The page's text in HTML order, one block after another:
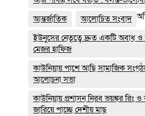
আন্তর্জাতিক
আলোচিত সংবাদ
ইউনুসের নেতৃত্বে দ্রুত একটি অবাধ ও
মেজর হাফিজ
কাউনিয়ায় পাশে আছি সামাজিক
আলোচনা সভা
কাউনিয়ায় প্রশাসন নিরব ভয়ঙ্কর রিং
জারিয়ে পাচ্ছে দেশীয় মাছ